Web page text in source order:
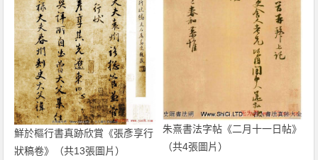
鮮於樞行書真跡欣賞《張彥享行
狀稿卷》（共13張圖片）
朱熹書法字帖《二月十一日帖》
（共4張圖片）